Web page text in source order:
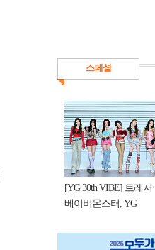
스페셜
[YG 30th VIBE] 트레저·
베이비몬스터, YG